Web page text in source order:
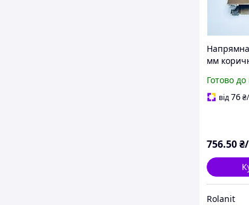
мм
напрямна
Готово
від76₴
756.50
Rolanit